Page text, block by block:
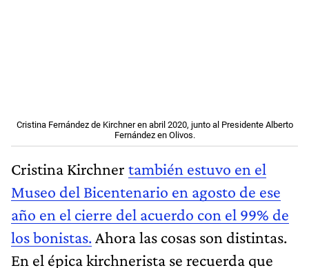
Cristina Fernández de Kirchner en abril 2020, junto al Presidente Alberto
Fernández en Olivos.
Cristina Kirchner también estuvo en el
Museo del Bicentenario en agosto de ese
año en el cierre del acuerdo con el 99% de
los bonistas. Ahora las cosas son distintas.
En el épica kirchnerista se recuerda que